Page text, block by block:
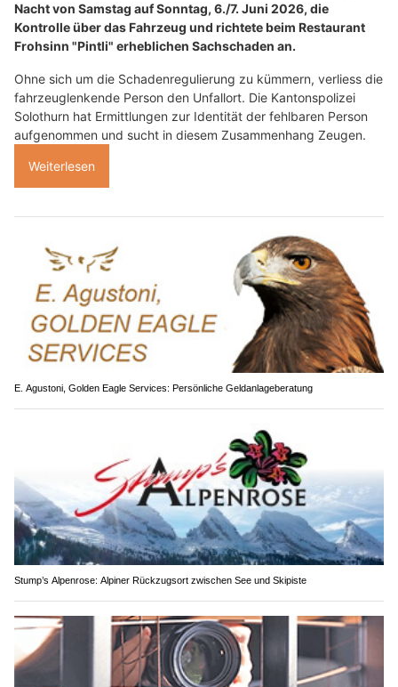
Nacht von Samstag auf Sonntag, 6./7. Juni 2026, die
Kontrolle über das Fahrzeug und richtete beim Restaurant
Frohsinn "Pintli" erheblichen Sachschaden an.
Ohne sich um die Schadenregulierung zu kümmern, verliess die
fahrzeuglenkende Person den Unfallort. Die Kantonspolizei
Solothurn hat Ermittlungen zur Identität der fehlbaren Person
aufgenommen und sucht in diesem Zusammenhang Zeugen.
Weiterlesen
E. Agustoni, Golden Eagle Services: Persönliche Geldanlageberatung
Stump’s Alpenrose: Alpiner Rückzugsort zwischen See und Skipiste